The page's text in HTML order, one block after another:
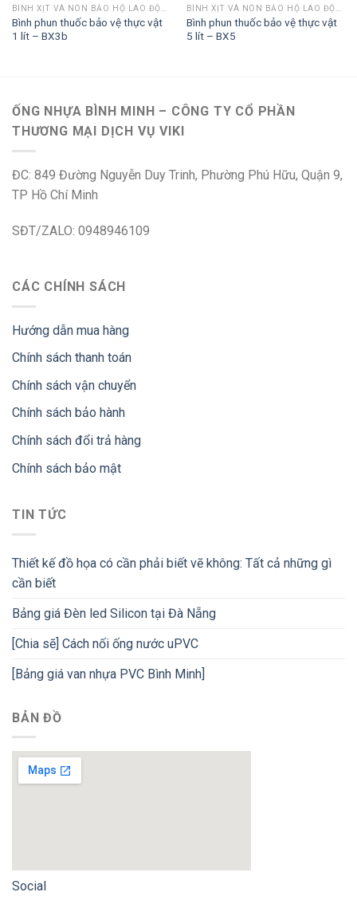
BÌNH XỊT VÀ NÓN BẢO HỘ LAO ĐỘNG
Bình phun thuốc bảo vệ thực vật
1 lít – BX3b
BÌNH XỊT VÀ NÓN BẢO HỘ LAO ĐỘNG
Bình phun thuốc bảo vệ thực vật
5 lít – BX5
ỐNG NHỰA BÌNH MINH – CÔNG TY CỔ PHẦN
THƯƠNG MẠI DỊCH VỤ VIKI
ĐC: 849 Đường Nguyễn Duy Trinh, Phường Phú Hữu, Quận 9,
TP Hồ Chí Minh
SĐT/ZALO: 0948946109
CÁC CHÍNH SÁCH
Hướng dẫn mua hàng
Chính sách thanh toán
Chính sách vận chuyển
Chính sách bảo hành
Chính sách đổi trả hàng
Chính sách bảo mật
TIN TỨC
Thiết kế đồ họa có cần phải biết vẽ không: Tất cả những gì
cần biết
Bảng giá Đèn led Silicon tại Đà Nẵng
[Chia sẽ] Cách nối ống nước uPVC
[Bảng giá van nhựa PVC Bình Minh]
BẢN ĐỒ
Social